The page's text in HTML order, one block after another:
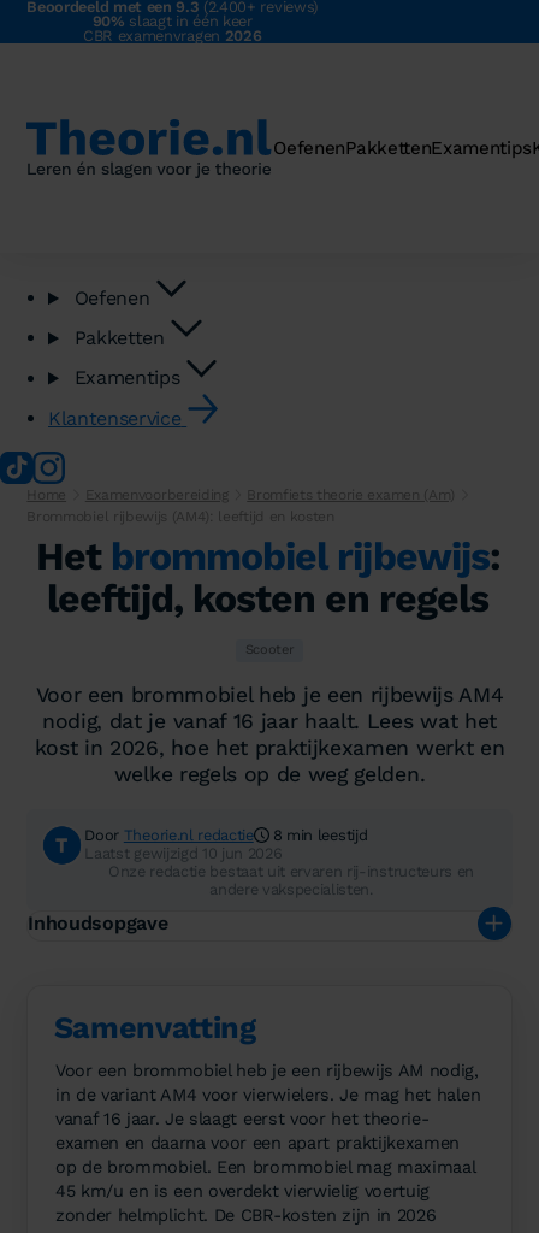
Beoordeeld met een 9.3 (2.400+ reviews)
90% slaagt in één keer
CBR examenvragen 2026
OefenenPakkettenExamentips
Oefenen
Pakketten
Examentips
Klantenservice
Home Examenvoorbereiding
Bromfiets theorie examen (Am)
Brommobiel rijbewijs (AM4): leeftijd en kosten
Het brommobiel rijbewijs:
leeftijd, kosten en regels
Scooter
Voor een brommobiel heb je een rijbewijs AM4
nodig, dat je vanaf 16 jaar haalt. Lees wat het
kost in 2026, hoe het praktijkexamen werkt en
welke regels op de weg gelden.
Door Theorie.nl redactie
8 min leestijd
Laatst gewijzigd 10 jun 2026
Onze redactie bestaat uit ervaren rij-instructeurs en
andere vakspecialisten.
Inhoudsopgave
Samenvatting
Voor een brommobiel heb je een rijbewijs AM nodig,
in de variant AM4 voor vierwielers. Je mag het halen
vanaf 16 jaar. Je slaagt eerst voor het theorie-
examen en daarna voor een apart praktijkexamen
op de brommobiel. Een brommobiel mag maximaal
45 km/u en is een overdekt vierwielig voertuig
zonder helmplicht. De CBR-kosten zijn in 2026